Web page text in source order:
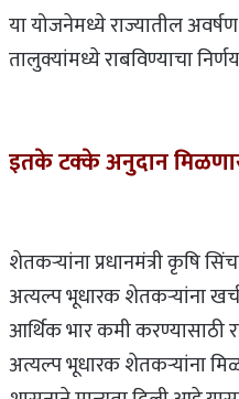
या योजनेमध्ये राज्यातील
तालुक्यांमध्ये राबविण्याचा
इतके टक्के अनुदान
शेतकऱ्यांना प्रधानमंत्री कृषि
अत्यल्प भूधारक शेतकऱ्यांना
आर्थिक भार कमी करण्यासाठी
अत्यल्प भूधारक शेतकऱ्यांना